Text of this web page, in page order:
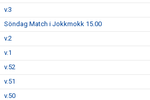
v.3
Söndag Match i Jokkmokk 15.00
v.2
v.1
v.52
v.51
v.50